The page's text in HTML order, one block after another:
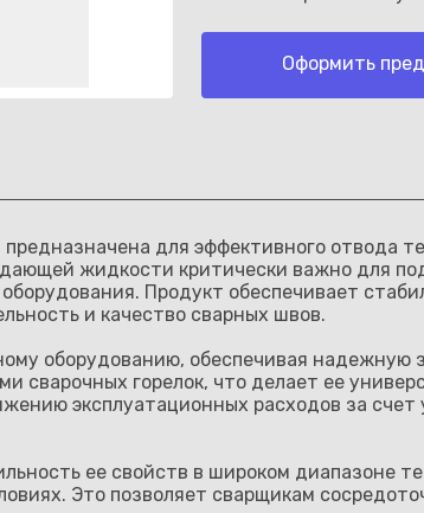
Оформить
для эффективного отвода
жидкости критически важно для
Продукт обеспечивает
и качество сварных швов.
оборудованию, обеспечивая
сварочных горелок, что делает ее
эксплуатационных расходов за
ее свойств в широком диапазоне
Это позволяет сварщикам